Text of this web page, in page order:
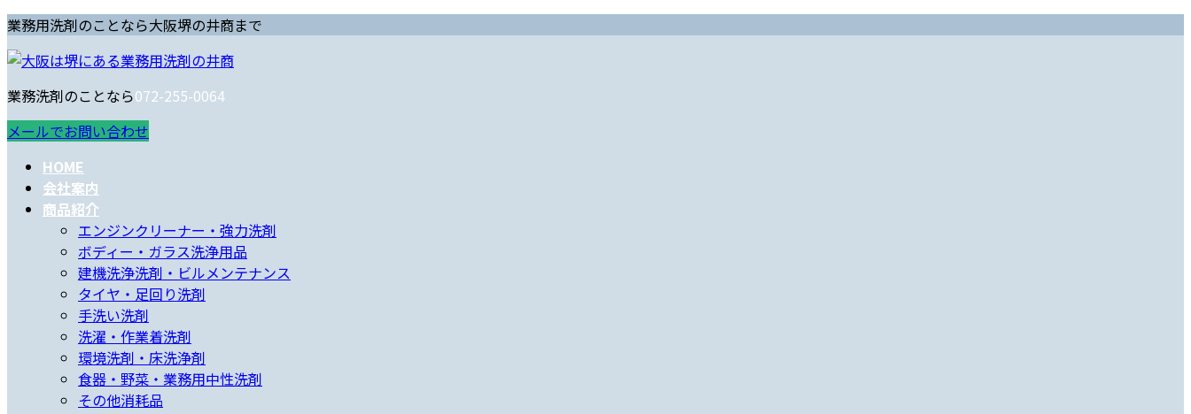
コ
ン
テ
ン
ツ
へ
ナ
ビ
ゲ
ー
シ
ョ
業務用洗剤のことなら大阪堺の井商まで
業務洗剤のことなら072-255-0064
メールでお問い合わせ
HOME
会社案内
商品紹介
エンジンクリーナー・強力洗剤
ボディー・ガラス洗浄用品
建機洗浄洗剤・ビルメンテナンス
タイヤ・足回り洗剤
手洗い洗剤
洗濯・作業着洗剤
環境洗剤・床洗浄剤
食器・野菜・業務用中性洗剤
その他消耗品